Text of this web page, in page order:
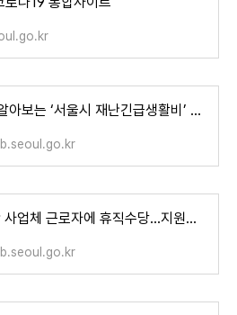
Q&A로 알아보는 ‘서울시 재난긴급생활비’ 지원
5인 미만 사업체 근로자에 휴직수당…지원대상은?